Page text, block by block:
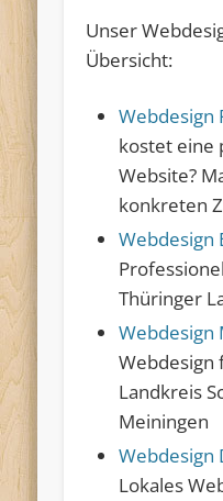
Unser
Übersicht:
Webdesign
kostet eine
Website?
konkreten
Webdesign
Thüringer
Webdesign
Landkreis
Meiningen
Webdesign
Lokales